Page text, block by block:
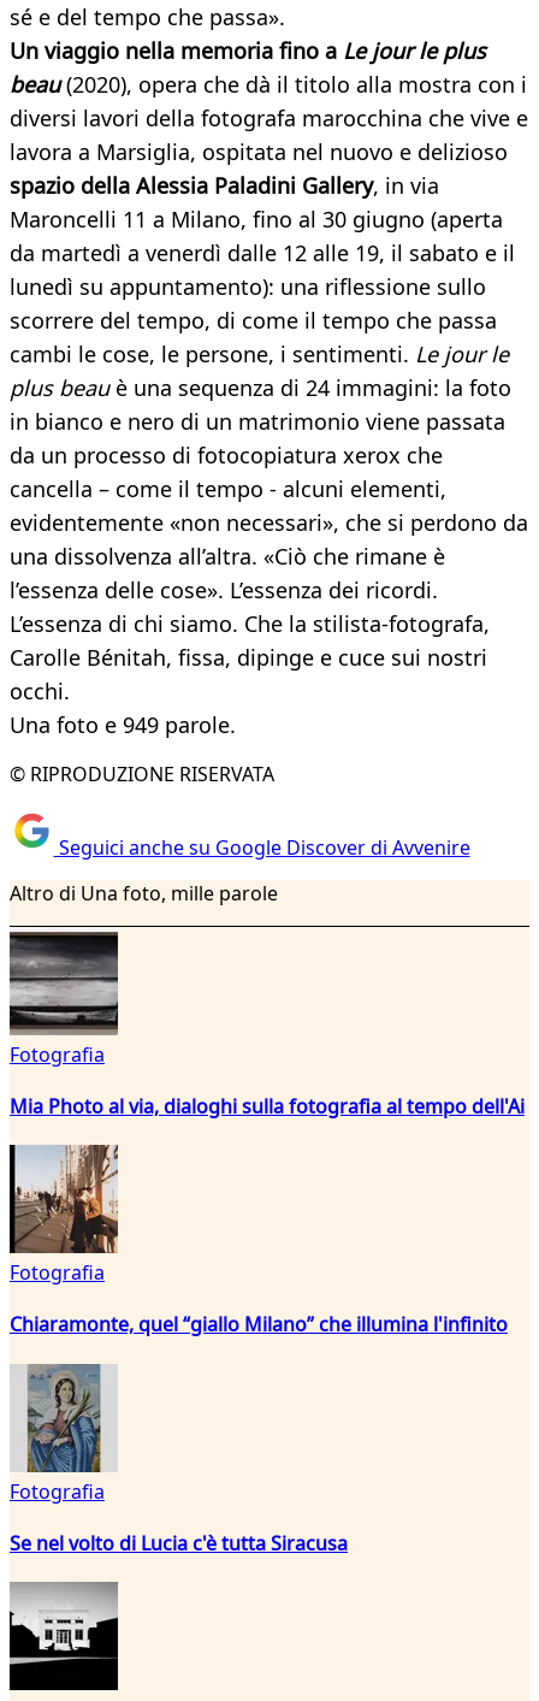
sé e del tempo che passa».
Un viaggio nella memoria fino a Le jour le plus
beau(2020), opera che dà il titolo alla mostra con i
diversi lavori della fotografa marocchina che vive e
lavora a Marsiglia, ospitata nel nuovo e delizioso
spazio della Alessia Paladini Gallery, in via
Maroncelli 11 a Milano, fino al 30 giugno (aperta
da martedì a venerdì dalle 12 alle 19, il sabato e il
lunedì su appuntamento): una riflessione sullo
scorrere del tempo, di come il tempo che passa
cambi le cose, le persone, i sentimenti. Le jour le
plus beau è una sequenza di 24 immagini: la foto
in bianco e nero di un matrimonio viene passata
da un processo di fotocopiatura xerox che
cancella – come il tempo - alcuni elementi,
evidentemente «non necessari», che si perdono da
una dissolvenza all’altra. «Ciò che rimane è
l’essenza delle cose». L’essenza dei ricordi.
L’essenza di chi siamo. Che la stilista-fotografa,
Carolle Bénitah, fissa, dipinge e cuce sui nostri
occhi.
Una foto e 949 parole.
© RIPRODUZIONE RISERVATA
Seguici anche su Google Discover di Avvenire
Altro di Una foto, mille parole
Fotografia
Mia Photo al via, dialoghi sulla fotografia al tempo dell'Ai
Fotografia
Chiaramonte, quel “giallo Milano” che illumina l'infinito
Fotografia
Se nel volto di Lucia c'è tutta Siracusa